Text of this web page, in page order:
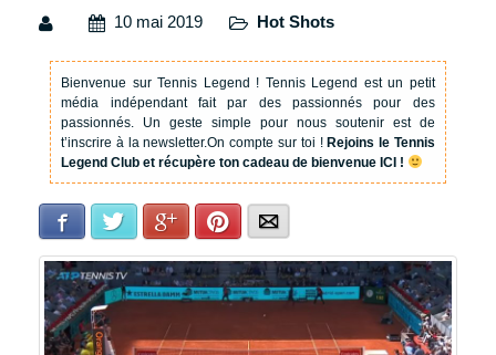
10 mai 2019 Hot Shots
Bienvenue sur Tennis Legend ! Tennis Legend est un petit
média indépendant fait par des passionnés pour des
passionnés. Un geste simple pour nous soutenir est de
t’inscrire à la newsletter.On compte sur toi !Rejoins le Tennis
Legend Club et récupère ton cadeau de bienvenue ICI !
Facebook Twitter Google+Pinterest